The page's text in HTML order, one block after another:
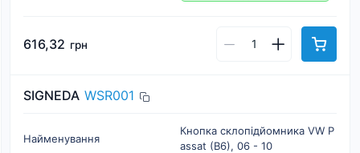
616,32 грн
SIGNEDA WSR001
Найменування
Кнопка склопідйомника VW P
assat (B6), 06 - 10